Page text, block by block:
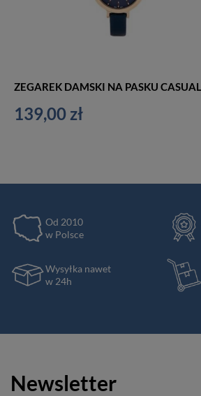
139,00 zł
Od 2010
w Polsce
Wysyłka nawet
w 24h
Newsletter